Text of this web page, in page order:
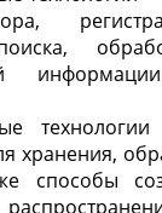
хранения,
способы